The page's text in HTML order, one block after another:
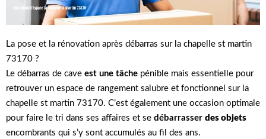
La pose et la rénovation après débarras sur la chapelle st martin
73170 ?
Le débarras de cave est une tâche pénible mais essentielle pour
retrouver un espace de rangement salubre et fonctionnel sur la
chapelle st martin 73170. C’est également une occasion optimale
pour faire le tri dans ses affaires et se débarrasser des objets
encombrants qui s’y sont accumulés au fil des ans.